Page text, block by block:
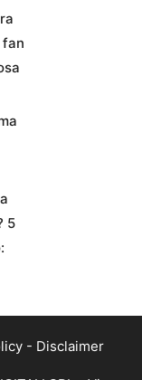
5
- Disclaimer